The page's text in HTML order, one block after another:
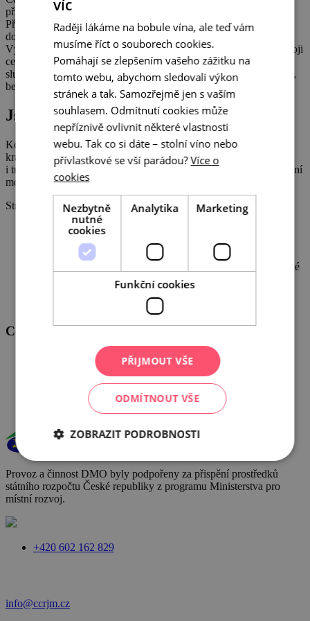
příležitostech, které se jim (nejen) v turistickém byznysu nabízejí.
Připravujeme info materiály. Prezentujeme jižní Moravu směrem
dovnitř i navenek.
Výchozím bodemje poznat zájmy zainteresovaných osob na rozvoji
cestovního ruchu.A cílem je poskytnout návštěvníkům perfektní
služby: použitelné informace, pohodlné rezervace, příjemný pobyt,
bezpečný návrat domů
Jsme pro udržitelnost
Koordinujeme rozvoj cestovního ruchu na jižní Moravě. Potenciál
kraje u toho využíváme na max. Ale nezapomínáme na to, že
i turistický rozvoj musí jít ruku v ruce s udržitelností. Pro nás to není
módní výraz, je to nezbytnost.
Strategické cíle jasně a stručně
Chceme, aby hosté na jižní Moravě navštívili kromě
turistických pecek i méně známé (přitom neméně zajímavé)
Abychom díky tomu odlehčili přetížená místa (tj. ty turistické
A tím podpořili poskytovatele služeb rovnoměrněji v celém
Centrála cestovního ruchu - Jižní Morava, z.s.p.o
Veřejné zakázky
Provoz a činnost DMO byly podpořeny za přispění prostředků
státního rozpočtu České republiky z programu Ministerstva pro
místní rozvoj.
+420 602 162 829
info@ccrjm.cz
ENGLISH
víc
Raději lákáme na bobule vína, ale teď vám
musíme říct o souborech cookies.
Pomáhají se zlepšením vašeho zážitku na
tomto webu, abychom sledovali výkon
stránek a tak. Samozřejmě jen s vaším
souhlasem. Odmítnutí cookies může
nepříznivě ovlivnit některé vlastnosti
webu. Tak co si dáte – stolní víno nebo
přívlastkové se vší parádou? Více o
cookies
Nezbytně
nutné
cookies
Analytika Marketing
Funkční cookies
PŘIJMOUT VŠE
ODMÍTNOUT VŠE
ZOBRAZIT PODROBNOSTI